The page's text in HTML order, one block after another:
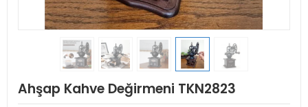
Ahşap Kahve Değirmeni TKN2823